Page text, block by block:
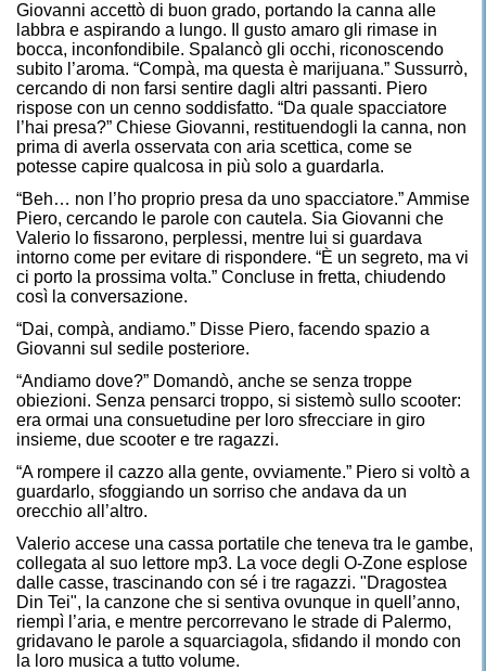
Giovanni accettò di buon grado, portando la canna alle
labbra e aspirando a lungo. Il gusto amaro gli rimase in
bocca, inconfondibile. Spalancò gli occhi, riconoscendo
subito l’aroma. “Compà, ma questa è marijuana.” Sussurrò,
cercando di non farsi sentire dagli altri passanti. Piero
rispose con un cenno soddisfatto. “Da quale spacciatore
l’hai presa?” Chiese Giovanni, restituendogli la canna, non
prima di averla osservata con aria scettica, come se
potesse capire qualcosa in più solo a guardarla.
“Beh… non l’ho proprio presa da uno spacciatore.” Ammise
Piero, cercando le parole con cautela. Sia Giovanni che
Valerio lo fissarono, perplessi, mentre lui si guardava
intorno come per evitare di rispondere. “È un segreto, ma vi
ci porto la prossima volta.” Concluse in fretta, chiudendo
così la conversazione.
“Dai, compà, andiamo.” Disse Piero, facendo spazio a
Giovanni sul sedile posteriore.
“Andiamo dove?” Domandò, anche se senza troppe
obiezioni. Senza pensarci troppo, si sistemò sullo scooter:
era ormai una consuetudine per loro sfrecciare in giro
insieme, due scooter e tre ragazzi.
“A rompere il cazzo alla gente, ovviamente.” Piero si voltò a
guardarlo, sfoggiando un sorriso che andava da un
orecchio all’altro.
Valerio accese una cassa portatile che teneva tra le gambe,
collegata al suo lettore mp3. La voce degli O-Zone esplose
dalle casse, trascinando con sé i tre ragazzi. "Dragostea
Din Tei", la canzone che si sentiva ovunque in quell’anno,
riempì l’aria, e mentre percorrevano le strade di Palermo,
gridavano le parole a squarciagola, sfidando il mondo con
la loro musica a tutto volume.